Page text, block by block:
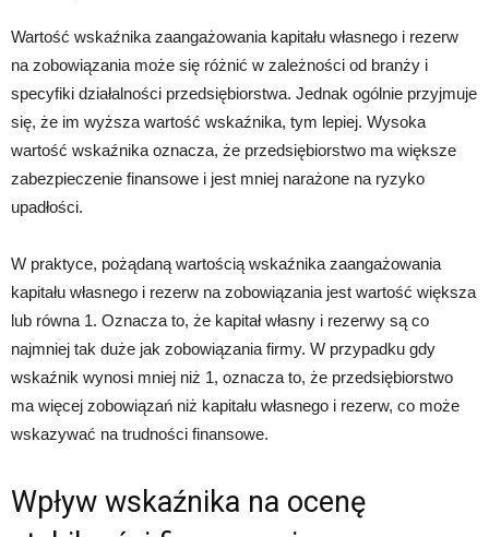
Wartość wskaźnika zaangażowania kapitału własnego i rezerw
na zobowiązania może się różnić w zależności od branży i
specyfiki działalności przedsiębiorstwa. Jednak ogólnie przyjmuje
się, że im wyższa wartość wskaźnika, tym lepiej. Wysoka
wartość wskaźnika oznacza, że przedsiębiorstwo ma większe
zabezpieczenie finansowe i jest mniej narażone na ryzyko
upadłości.
W praktyce, pożądaną wartością wskaźnika zaangażowania
kapitału własnego i rezerw na zobowiązania jest wartość większa
lub równa 1. Oznacza to, że kapitał własny i rezerwy są co
najmniej tak duże jak zobowiązania firmy. W przypadku gdy
wskaźnik wynosi mniej niż 1, oznacza to, że przedsiębiorstwo
ma więcej zobowiązań niż kapitału własnego i rezerw, co może
wskazywać na trudności finansowe.
Wpływ wskaźnika na ocenę